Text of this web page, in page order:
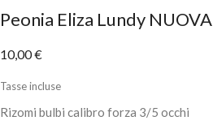
Peonia Eliza Lundy NUOVA
10,00 €
Tasse incluse
Rizomi bulbi calibro forza 3/5 occhi